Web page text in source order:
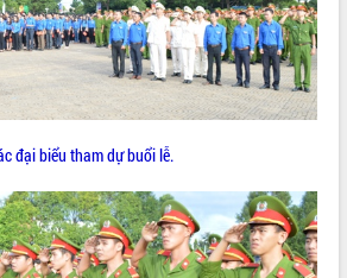
đại biểu tham dự buổi lễ.